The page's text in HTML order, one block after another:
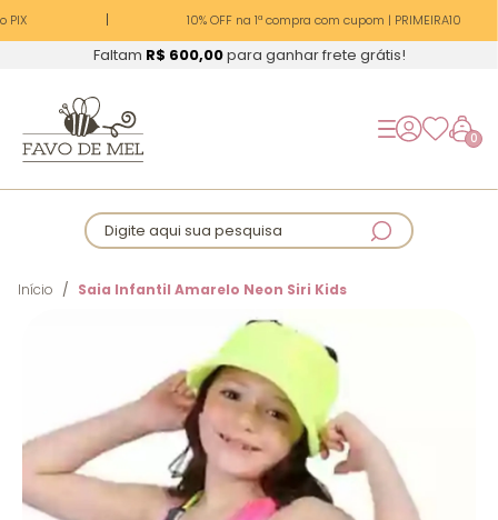
10% OFF na 1ª compra com cupom | PRIMEIRA10
Faltam R$ 600,00para ganhar frete grátis!
0
Digite aqui sua pesquisa
Início Saia Infantil Amarelo Neon Siri Kids